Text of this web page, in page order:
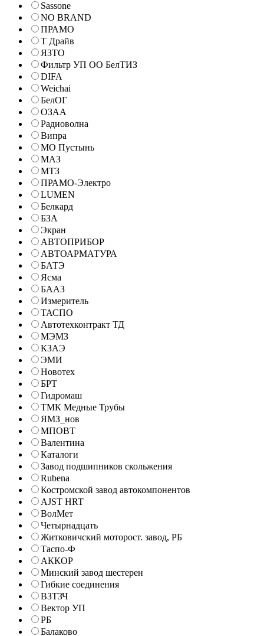
Sassone
NO BRAND
ПРАМО
Т Драйв
ЯЗТО
Фильтр УП ОО БелТИЗ
DIFA
Weichai
БелОГ
ОЗАА
Радиоволна
Випра
МО Пустынь
МАЗ
МТЗ
ПРАМО-Электро
LUMEN
Белкард
БЗА
Экран
АВТОПРИБОР
АВТОАРМАТУРА
БАТЭ
Ясма
БААЗ
Измеритель
ТАСПО
Автотехконтракт ТД
МЭМЗ
КЗАЭ
ЭМИ
Новотех
БРТ
Гидромаш
ТМК Медные Трубы
ЯМЗ_нов
МПОВТ
Валентина
Каталоги
Завод подшипников скольжения
Rubena
Костромской завод автокомпонентов
AJST HRT
ВолМет
Четырнадцать
Житковичский моторост. завод, РБ
Таспо-Ф
АККОР
Минский завод шестерен
Гибкие соединения
ВЗТЗЧ
Вектор УП
РБ
Балаково